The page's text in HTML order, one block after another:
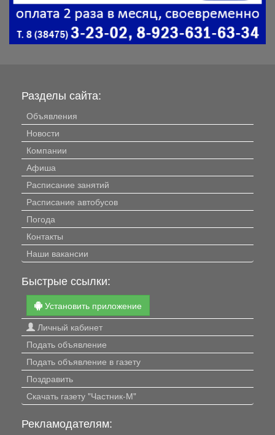
Разделы сайта:
Объявления
Новости
Компании
Афиша
Расписание занятий
Расписание автобусов
Погода
Контакты
Наши вакансии
Быстрые ссылки:
Установить приложение
Личный кабинет
Подать объявление
Подать объявление в газету
Поздравить
Скачать газету "Частник-М"
Рекламодателям: